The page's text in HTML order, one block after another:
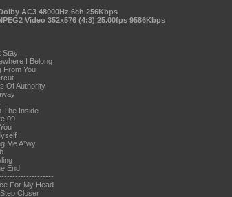
AC3 48000Hz 6ch 256Kbps
Video 352x576 (4:3) 25.00fps 9586Kbps
Stay
I Belong
From You
Of Authority
The Inside
Me A*wy
End
For My Head
Closer